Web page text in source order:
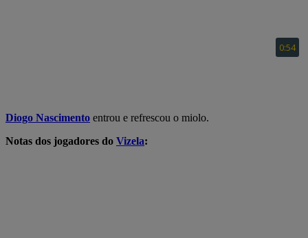
Diogo Nascimento entrou e refrescou o miolo.
Notas dos jogadores do Vizela: